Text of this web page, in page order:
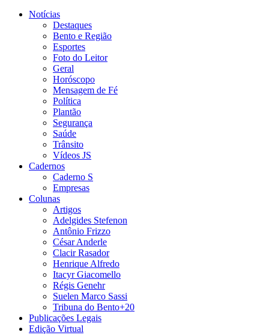
Notícias
Destaques
Bento e Região
Esportes
Foto do Leitor
Geral
Horóscopo
Mensagem de Fé
Política
Plantão
Segurança
Saúde
Trânsito
Vídeos JS
Cadernos
Caderno S
Empresas
Colunas
Artigos
Adelgides Stefenon
Antônio Frizzo
César Anderle
Clacir Rasador
Henrique Alfredo
Itacyr Giacomello
Régis Genehr
Suelen Marco Sassi
Tribuna do Bento+20
Publicações Legais
Edição Virtual